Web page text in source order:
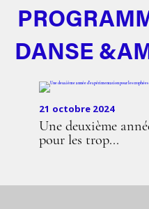
DANSE
21 octobre 2024
Une deuxième
pour les trop...